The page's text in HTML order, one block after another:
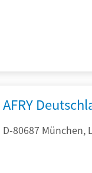
AFRY
D-80687 München,